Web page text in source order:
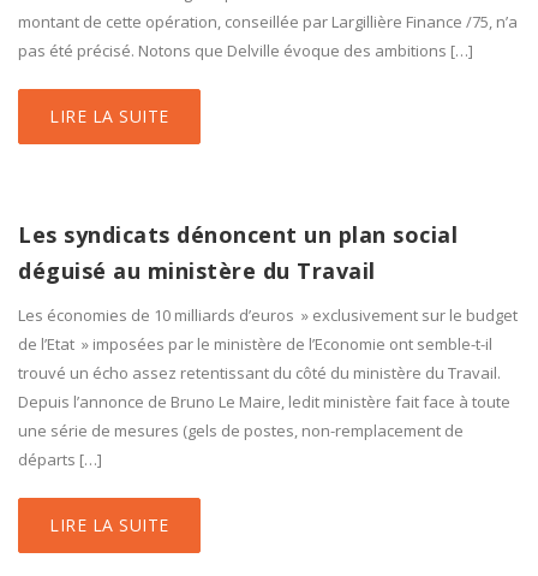
montant de cette opération, conseillée par Largillière Finance /75, n’a
pas été précisé. Notons que Delville évoque des ambitions […]
LIRE LA SUITE
Les syndicats dénoncent un plan social
déguisé au ministère du Travail
Les économies de 10 milliards d’euros » exclusivement sur le budget
de l’Etat » imposées par le ministère de l’Economie ont semble-t-il
trouvé un écho assez retentissant du côté du ministère du Travail.
Depuis l’annonce de Bruno Le Maire, ledit ministère fait face à toute
une série de mesures (gels de postes, non-remplacement de
départs […]
LIRE LA SUITE